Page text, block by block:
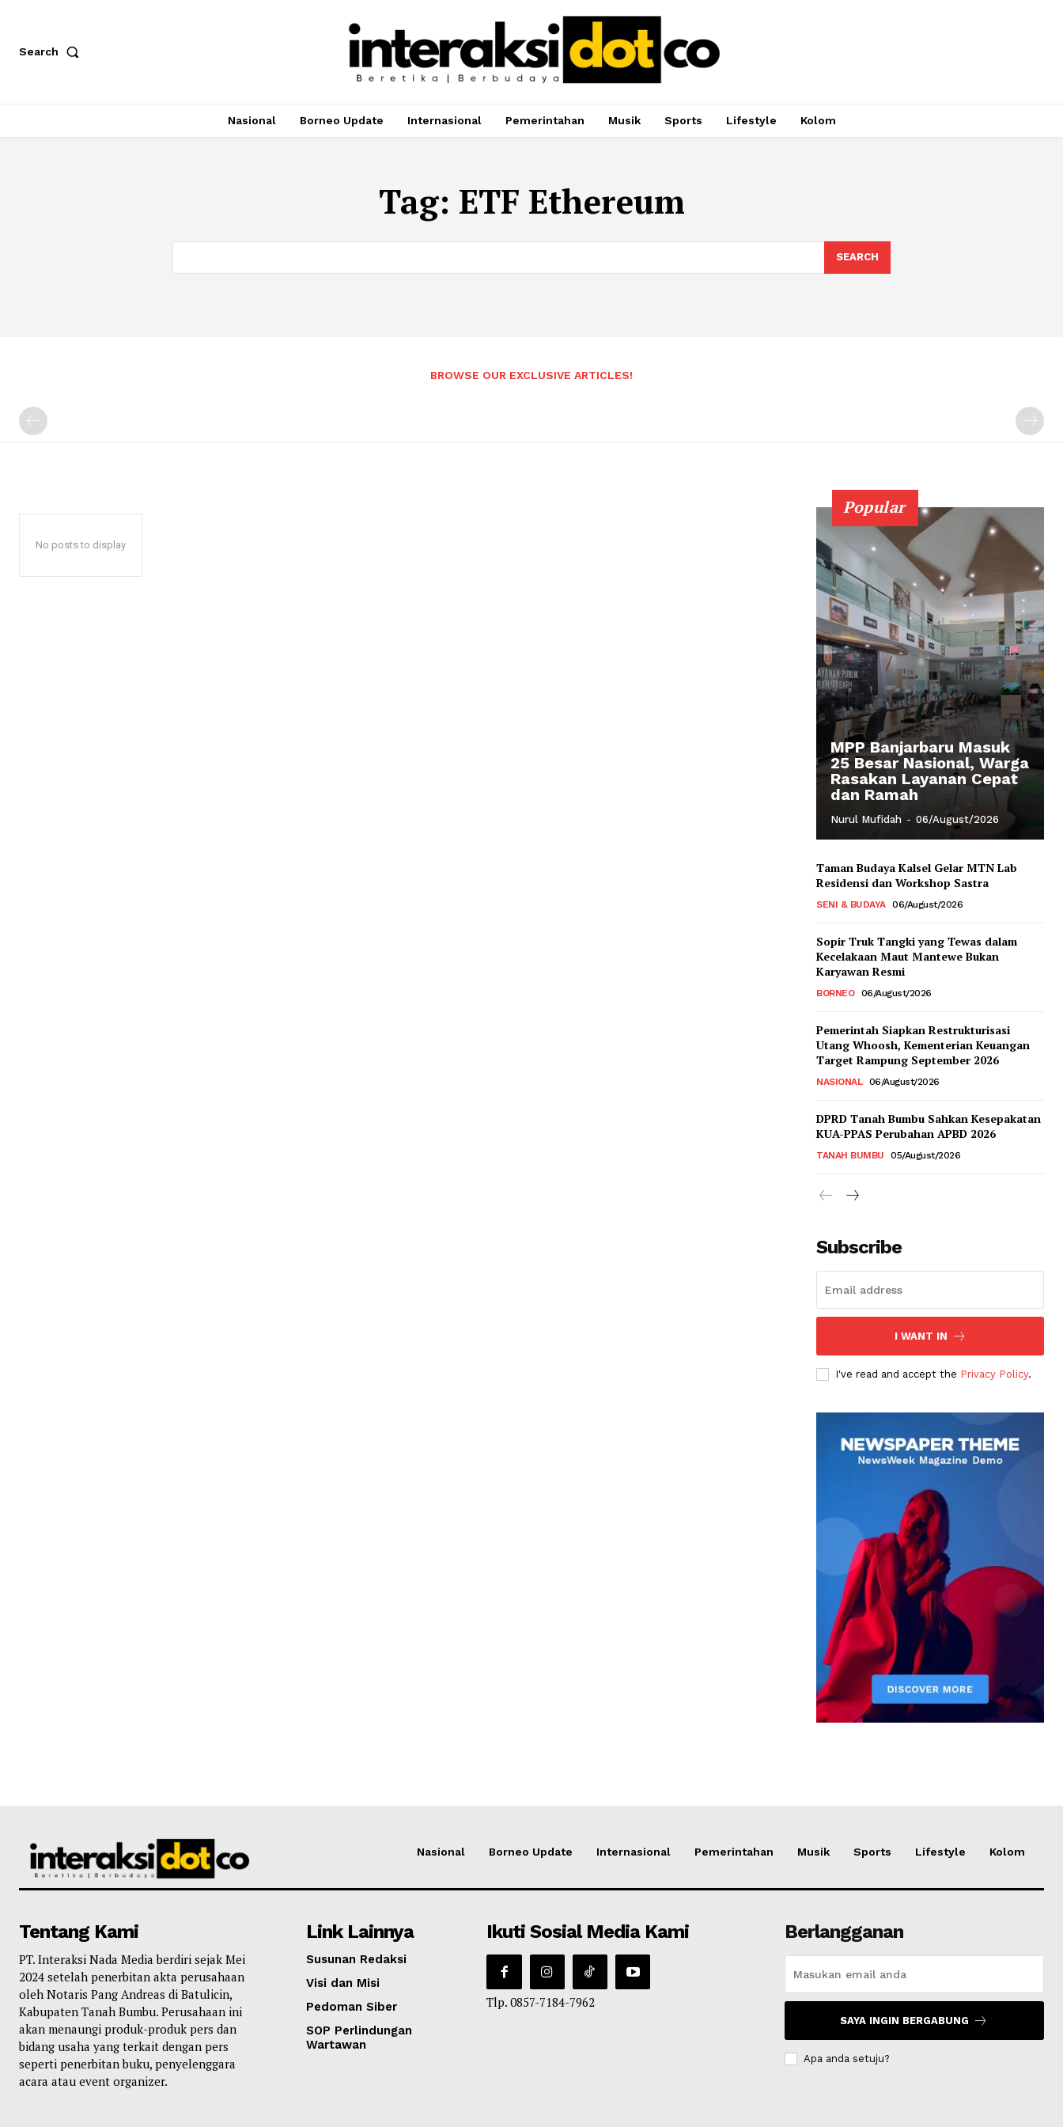
Search
Nasional Borneo Update Internasional Pemerintahan Musik Sports Lifestyle Kolom
Tag: ETF Ethereum
SEARCH
BROWSE OUR EXCLUSIVE ARTICLES!
No posts to display
Popular
MPP Banjarbaru Masuk
25 Besar Nasional, Warga
Rasakan Layanan Cepat
dan Ramah
Nurul Mufidah - 06/August/2026
Taman Budaya Kalsel Gelar MTN Lab
Residensi dan Workshop Sastra
SENI & BUDAYA 06/August/2026
Sopir Truk Tangki yang Tewas dalam
Kecelakaan Maut Mantewe Bukan
Karyawan Resmi
BORNEO 06/August/2026
Pemerintah Siapkan Restrukturisasi
Utang Whoosh, Kementerian Keuangan
Target Rampung September 2026
NASIONAL 06/August/2026
DPRD Tanah Bumbu Sahkan Kesepakatan
KUA-PPAS Perubahan APBD 2026
TANAH BUMBU 05/August/2026
Subscribe
I WANT IN
I've read and accept the Privacy Policy.
Nasional Borneo Update Internasional Pemerintahan Musik Sports Lifestyle Kolom
Tentang Kami
PT. Interaksi Nada Media berdiri sejak Mei
2024 setelah penerbitan akta perusahaan
oleh Notaris Pang Andreas di Batulicin,
Kabupaten Tanah Bumbu. Perusahaan ini
akan menaungi produk-produk pers dan
bidang usaha yang terkait dengan pers
seperti penerbitan buku, penyelenggara
acara atau event organizer.
Link Lainnya
Susunan Redaksi
Visi dan Misi
Pedoman Siber
SOP Perlindungan
Wartawan
Ikuti Sosial Media Kami
Tlp. 0857-7184-7962
Berlangganan
SAYA INGIN BERGABUNG
Apa anda setuju?